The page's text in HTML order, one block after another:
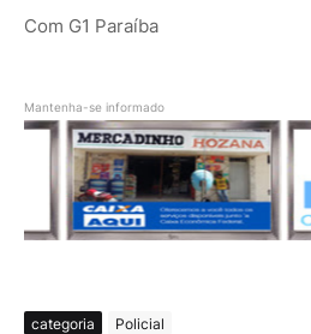
Com G1 Paraíba
Mantenha-se informado
categoria Policial